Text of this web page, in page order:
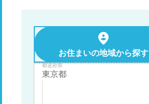
お住まいの地域から探す
都道府県